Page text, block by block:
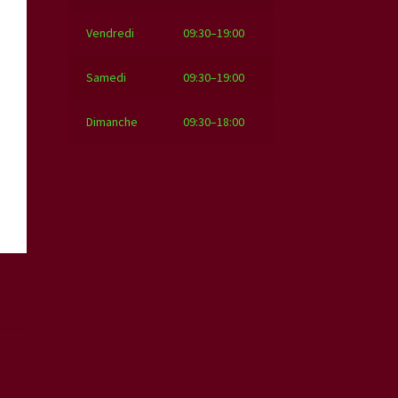
Vendredi 09:30–19:00
Samedi 09:30–19:00
Dimanche 09:30–18:00